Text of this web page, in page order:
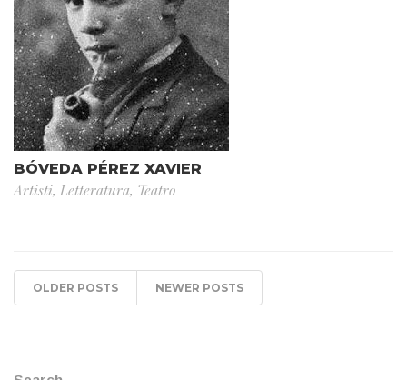
BÓVEDA PÉREZ XAVIER
Artisti, Letteratura, Teatro
OLDER POSTS NEWER POSTS